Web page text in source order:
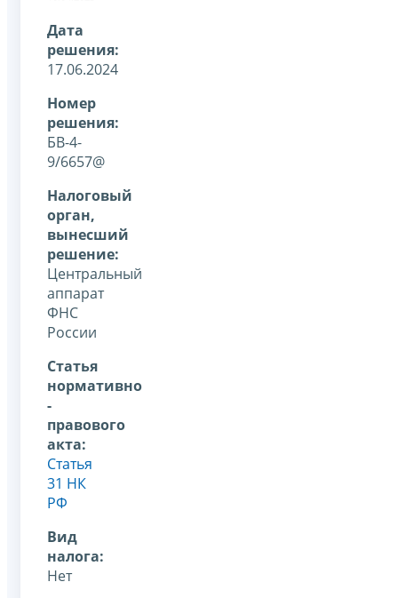
Дата
решения:
17.06.2024
Номер
решения:
БВ-4-
9/6657@
Налоговый
орган,
вынесший
решение:
Центральный
аппарат
ФНС
России
Статья
нормативно
-
правового
акта:
Статья
31 НК
РФ
Вид
налога:
Нет